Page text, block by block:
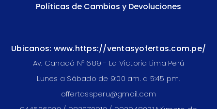
Políticas de Cambios y Devoluciones
Ubicanos: www.https://ventasyofertas.com.pe/
Av. Canadá N° 689 - La Victoria Lima Perú
Lunes a Sábado de 9:00 am. a 5:45 pm.
offertassperu@gmail.com